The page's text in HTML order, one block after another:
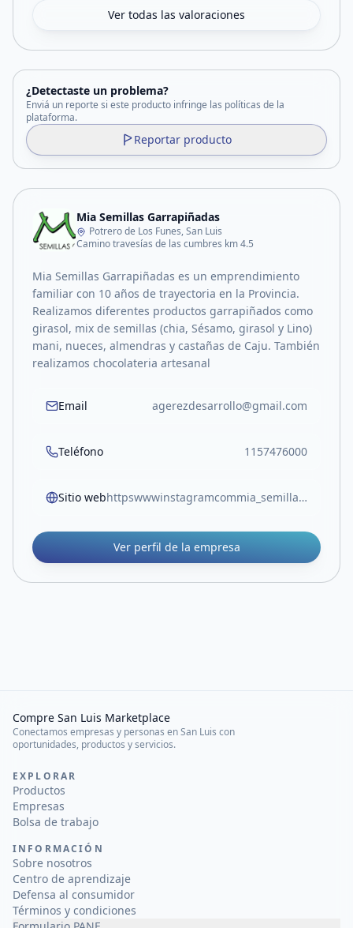
Ver todas las valoraciones
¿Detectaste un problema?
Enviá un reporte si este producto infringe las políticas de la
plataforma.
Reportar producto
Mia Semillas Garrapiñadas
Potrero de Los Funes, San Luis
Camino travesías de las cumbres km 4.5
Mia Semillas Garrapiñadas es un emprendimiento
familiar con 10 años de trayectoria en la Provincia.
Realizamos diferentes productos garrapiñados como
girasol, mix de semillas (chia, Sésamo, girasol y Lino)
mani, nueces, almendras y castañas de Caju. También
realizamos chocolateria artesanal
Email agerezdesarrollo@gmail.com
Teléfono 1157476000
Sitio web httpswwwinstagramcommia_semillasigshm3r3ohnmc2djczu
Ver perfil de la empresa
Compre San Luis Marketplace
Conectamos empresas y personas en San Luis con
oportunidades, productos y servicios.
EXPLORAR
Productos
Empresas
Bolsa de trabajo
INFORMACIÓN
Sobre nosotros
Centro de aprendizaje
Defensa al consumidor
Términos y condiciones